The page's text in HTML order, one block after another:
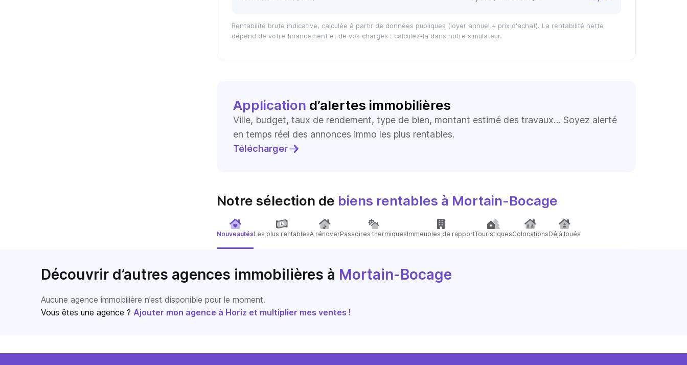
Rentabilité brute indicative, calculée à partir de données publiques (loyer annuel ÷ prix d'achat). La rentabilité nette
dépend de votre financement et de vos charges : calculez-la dans notre simulateur.
Application d’alertes immobilières
Ville, budget, taux de rendement, type de bien, montant estimé des travaux… Soyez alerté
en temps réel des annonces immo les plus rentables.
Télécharger
Notre sélection de biens rentables à Mortain-Bocage
NouveautésLes plus rentablesA rénoverPassoires thermiquesImmeubles de rapportTouristiquesColocationsDéjà loués
Découvrir d’autres agences immobilières à Mortain-Bocage
Aucune agence immobilière n’est disponible pour le moment.
Vous êtes une agence ? Ajouter mon agence à Horiz et multiplier mes ventes !